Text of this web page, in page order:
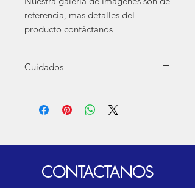
referencia, mas detalles del
producto contáctanos
Cuidados
equipo para evitar hongos.
CONTACTANOS